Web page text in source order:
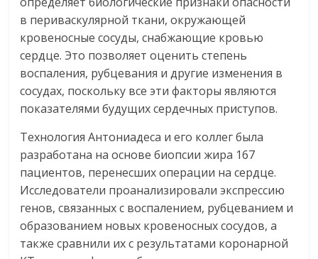
в периваскулярной ткани, окружающей
кровеносные сосуды, снабжающие кровью
сердце. Это позволяет оценить степень
воспаления, рубцевания и другие изменения в
сосудах, поскольку все эти факторы являются
показателями будущих сердечных приступов.
Технология Антониадеса и его коллег была
разработана на основе биопсии жира 167
пациентов, перенесших операции на сердце.
Исследователи проанализировали экспрессию
генов, связанных с воспалением, рубцеванием и
образованием новых кровеносных сосудов, а
также сравнили их с результатами коронарной